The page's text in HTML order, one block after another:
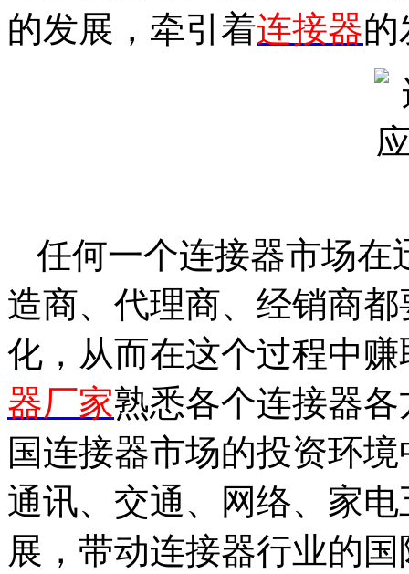
的发展，牵引着连接器的
任何一个连接器市场在
造商、代理商、经销商
化，从而在这个过程中
器厂家熟悉各个连接器
国连接器市场的投资环
通讯、交通、网络、家
展，带动连接器行业的